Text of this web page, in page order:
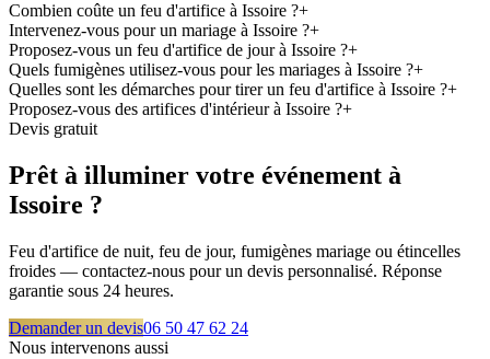
Combien coûte un feu d'artifice à Issoire ?+
Intervenez-vous pour un mariage à Issoire ?+
Proposez-vous un feu d'artifice de jour à Issoire ?+
Quels fumigènes utilisez-vous pour les mariages à Issoire ?+
Quelles sont les démarches pour tirer un feu d'artifice à Issoire ?+
Proposez-vous des artifices d'intérieur à Issoire ?+
Devis gratuit
Prêt à illuminer votre événement à
Issoire ?
Feu d'artifice de nuit, feu de jour, fumigènes mariage ou étincelles
froides — contactez-nous pour un devis personnalisé. Réponse
garantie sous 24 heures.
Demander un devis06 50 47 62 24
Nous intervenons aussi